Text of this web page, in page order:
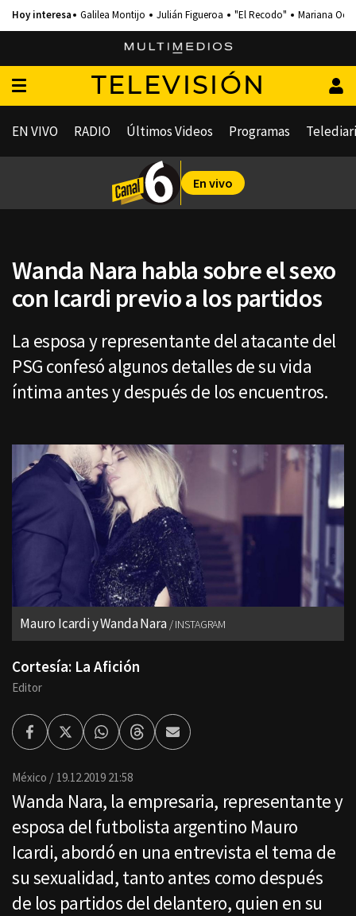
Galilea Montijo Julián Figueroa "El Recodo" Mariana
TELEVISIÓN
EN VIVO RADIO Últimos Videos Programas
En vivo
Wanda Nara habla sobre el sexo
con Icardi previo a los partidos
La esposa y representante del atacante del
PSG confesó algunos detalles de su vida
íntima antes y después de los encuentros.
Mauro Icardi y Wanda Nara INSTAGRAM
Cortesía: La Afición
Editor
FacebookTwitterWhatsappThreadsEnviar
por
México 19.12.2019 21:58
Wanda Nara, la empresaria, representante y
esposa del futbolista argentino Mauro
Icardi, abordó en una entrevista el tema de
su sexualidad, tanto antes como después
de los partidos del delantero, quien en su